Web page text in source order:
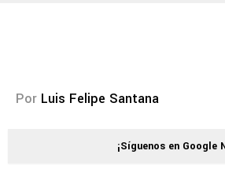
Por Luis Felipe Santana
¡Síguenos en Google